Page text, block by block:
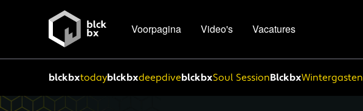
Voorpagina Video's Vacatures
blckbxtodayblckbxdeepdiveblckbxSoul SessionBlckbxWintergasten